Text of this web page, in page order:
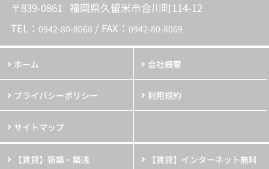
〒839-0861 福岡県久留米市合川町114-12
TEL： 0942-80-8068 / FAX： 0942-80-8069
ホーム 会社概要
プライバシーポリシー 利用規約
サイトマップ
【賃貸】新築・築浅 【賃貸】インターネット無料